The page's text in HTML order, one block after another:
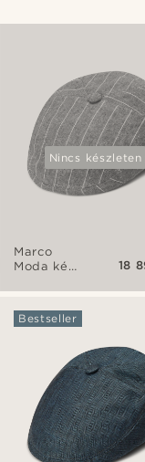
Nincs készleten
Marco
Moda kék
csíkos
lapos
sapka
18
Bestseller